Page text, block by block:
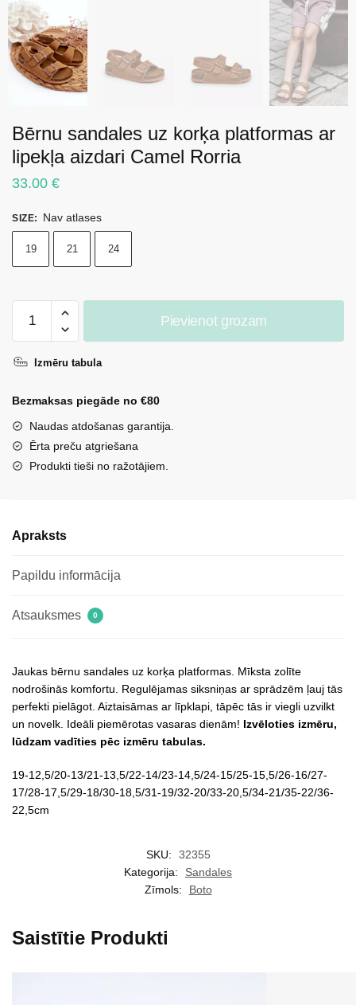
Bērnu sandales uz korķa platformas ar
lipekļa aizdari Camel Rorria
33.00 €
SIZE: Nav atlases
19 21 24
sandales
korķa
ar
lipekļa
aizdari
Camel
Pievienot grozam
Izmēru tabula
Bezmaksas piegāde no €80
Naudas atdošanas garantija.
Ērta preču atgriešana
Produkti tieši no ražotājiem.
Apraksts
Papildu informācija
Atsauksmes 0
Jaukas bērnu sandales uz korķa platformas. Mīksta zolīte
nodrošinās komfortu. Regulējamas siksniņas ar sprādzēm ļauj tās
perfekti pielāgot. Aiztaisāmas ar līpklapi, tāpēc tās ir viegli uzvilkt
un novelk. Ideāli piemērotas vasaras dienām! Izvēloties izmēru,
lūdzam vadīties pēc izmēru tabulas.
19-12,5/20-13/21-13,5/22-14/23-14,5/24-15/25-15,5/26-16/27-
17/28-17,5/29-18/30-18,5/31-19/32-20/33-20,5/34-21/35-22/36-
22,5cm
SKU:
32355
Kategorija:
Sandales
Zīmols:
Boto
Saistītie Produkti